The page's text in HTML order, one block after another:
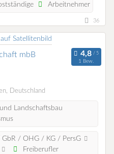
Arbeitnehmer
36
mbB
1 Bew.
Deutschland
Landschaftsbau
/ OHG / KG / PersG
Freiberufler